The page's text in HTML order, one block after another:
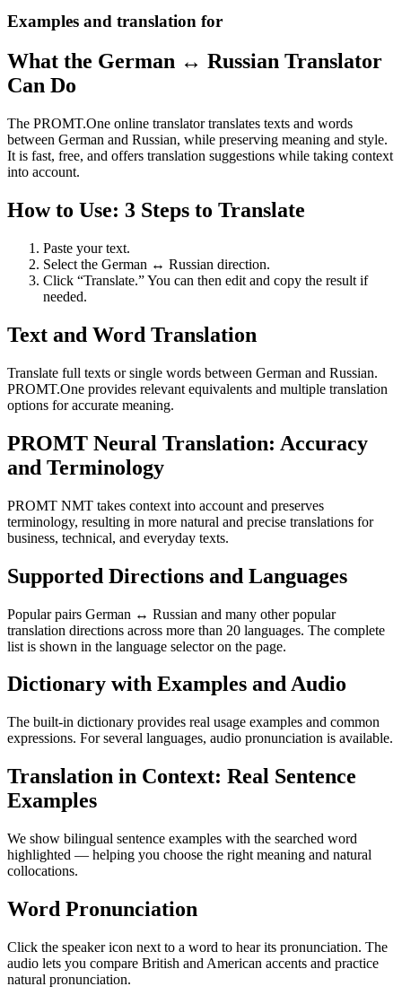
Examples and translation for
What the German ↔ Russian Translator
Can Do
The PROMT.One online translator translates texts and words
between German and Russian, while preserving meaning and style.
It is fast, free, and offers translation suggestions while taking context
into account.
How to Use: 3 Steps to Translate
Paste your text.
Select the German ↔ Russian direction.
Click “Translate.” You can then edit and copy the result if
needed.
Text and Word Translation
Translate full texts or single words between German and Russian.
PROMT.One provides relevant equivalents and multiple translation
options for accurate meaning.
PROMT Neural Translation: Accuracy
and Terminology
PROMT NMT takes context into account and preserves
terminology, resulting in more natural and precise translations for
business, technical, and everyday texts.
Supported Directions and Languages
Popular pairs German ↔ Russian and many other popular
translation directions across more than 20 languages. The complete
list is shown in the language selector on the page.
Dictionary with Examples and Audio
The built-in dictionary provides real usage examples and common
expressions. For several languages, audio pronunciation is available.
Translation in Context: Real Sentence
Examples
We show bilingual sentence examples with the searched word
highlighted — helping you choose the right meaning and natural
collocations.
Word Pronunciation
Click the speaker icon next to a word to hear its pronunciation. The
audio lets you compare British and American accents and practice
natural pronunciation.